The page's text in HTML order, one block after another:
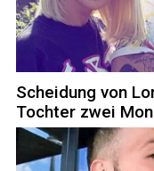
Scheidung von
Tochter zwei